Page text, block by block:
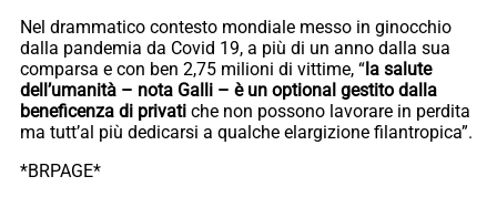
Nel drammatico contesto mondiale messo in ginocchio
dalla pandemia da Covid 19, a più di un anno dalla sua
comparsa e con ben 2,75 milioni di vittime, “la salute
dell’umanità – nota Galli – è un optional gestito dalla
beneficenza di privati che non possono lavorare in perdita
ma tutt’al più dedicarsi a qualche elargizione filantropica”.
*BRPAGE*